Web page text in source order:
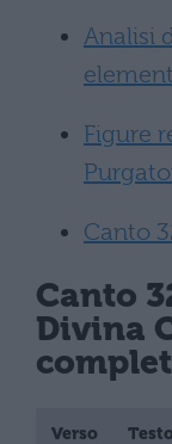
Analisi
Figure
Canto
Canto
Divina
Verso